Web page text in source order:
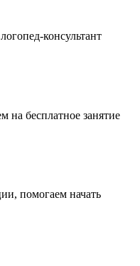
консультант
на бесплатное занятие
помогаем начать